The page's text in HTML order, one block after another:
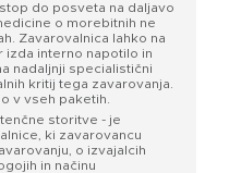
do posveta na daljavo
o morebitnih ne
Zavarovalnica lahko na
izda interno napotilo in
nadaljnji specialistični
kritij tega zavarovanja.
v vseh paketih.
storitve - je
ki zavarovancu
o izvajalcih
in načinu